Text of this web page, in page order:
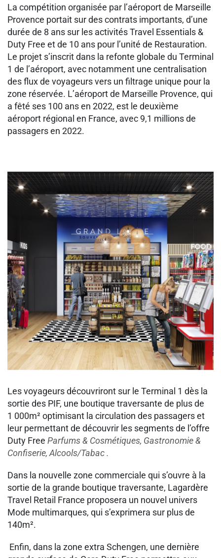
La compétition organisée par l’aéroport de Marseille
Provence portait sur des contrats importants, d’une
durée de 8 ans sur les activités Travel Essentials &
Duty Free et de 10 ans pour l’unité de Restauration.
Le projet s’inscrit dans la refonte globale du Terminal
1 de l’aéroport, avec notamment une centralisation
des flux de voyageurs vers un filtrage unique pour la
zone réservée. L’aéroport de Marseille Provence, qui
a fêté ses 100 ans en 2022, est le deuxième
aéroport régional en France, avec 9,1 millions de
passagers en 2022.
Les voyageurs découvriront sur le Terminal 1 dès la
sortie des PIF, une boutique traversante de plus de
1 000m² optimisant la circulation des passagers et
leur permettant de découvrir les segments de l’offre
Duty Free Parfums & Cosmétiques, Gastronomie &
Confiserie, Alcools/Tabac .
Dans la nouvelle zone commerciale qui s’ouvre à la
sortie de la grande boutique traversante, Lagardère
Travel Retail France proposera un nouvel univers
Mode multimarques, qui s’exprimera sur plus de
140m².
Enfin, dans la zone extra Schengen, une dernière